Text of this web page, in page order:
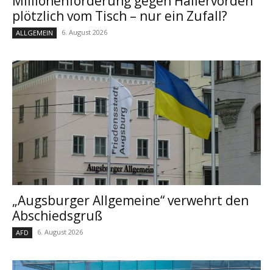
plötzlich vom Tisch – nur ein Zufall?
ALLGEMEIN 6. August 2026
„Augsburger Allgemeine“ verwehrt den
Abschiedsgruß
AFD 6. August 2026